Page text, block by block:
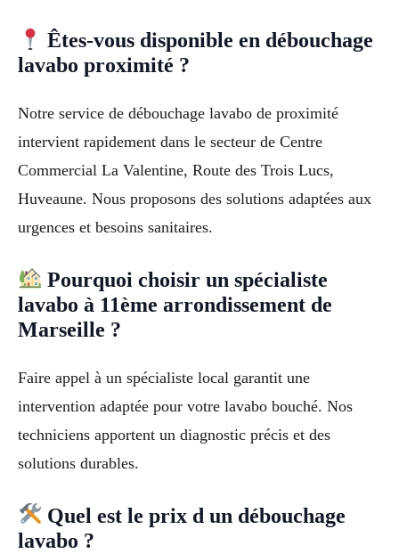
Êtes-vous disponible en débouchage
lavabo proximité ?
Notre service de débouchage lavabo de proximité
intervient rapidement dans le secteur de Centre
Commercial La Valentine, Route des Trois Lucs,
Huveaune. Nous proposons des solutions adaptées aux
urgences et besoins sanitaires.
Pourquoi choisir un spécialiste
lavabo à 11ème arrondissement de
Marseille ?
Faire appel à un spécialiste local garantit une
intervention adaptée pour votre lavabo bouché. Nos
techniciens apportent un diagnostic précis et des
solutions durables.
Quel est le prix d un débouchage
lavabo ?